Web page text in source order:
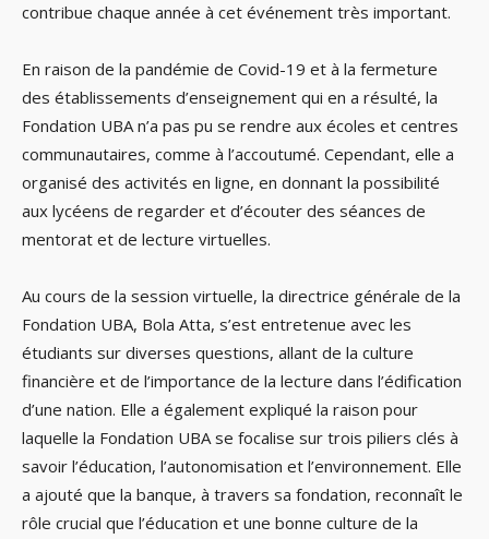
contribue chaque année à cet événement très important.
En raison de la pandémie de Covid-19 et à la fermeture
des établissements d’enseignement qui en a résulté, la
Fondation UBA n’a pas pu se rendre aux écoles et centres
communautaires, comme à l’accoutumé. Cependant, elle a
organisé des activités en ligne, en donnant la possibilité
aux lycéens de regarder et d’écouter des séances de
mentorat et de lecture virtuelles.
Au cours de la session virtuelle, la directrice générale de la
Fondation UBA, Bola Atta, s’est entretenue avec les
étudiants sur diverses questions, allant de la culture
financière et de l’importance de la lecture dans l’édification
d’une nation. Elle a également expliqué la raison pour
laquelle la Fondation UBA se focalise sur trois piliers clés à
savoir l’éducation, l’autonomisation et l’environnement. Elle
a ajouté que la banque, à travers sa fondation, reconnaît le
rôle crucial que l’éducation et une bonne culture de la